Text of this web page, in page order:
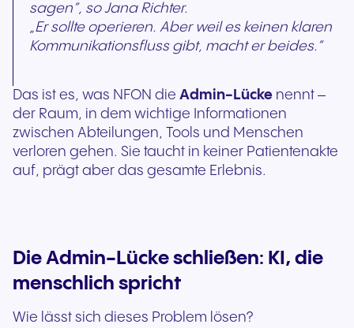
sagen“, so Jana Richter.
„Er sollte operieren. Aber weil es keinen klaren
Kommunikationsfluss gibt, macht er beides.“
Das ist es, was NFON die Admin-Lücke nennt –
der Raum, in dem wichtige Informationen
zwischen Abteilungen, Tools und Menschen
verloren gehen. Sie taucht in keiner Patientenakte
auf, prägt aber das gesamte Erlebnis.
Die Admin-Lücke schließen: KI, die
menschlich spricht
Wie lässt sich dieses Problem lösen?